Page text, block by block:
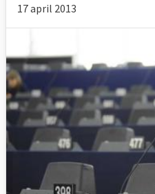
17 april 2013